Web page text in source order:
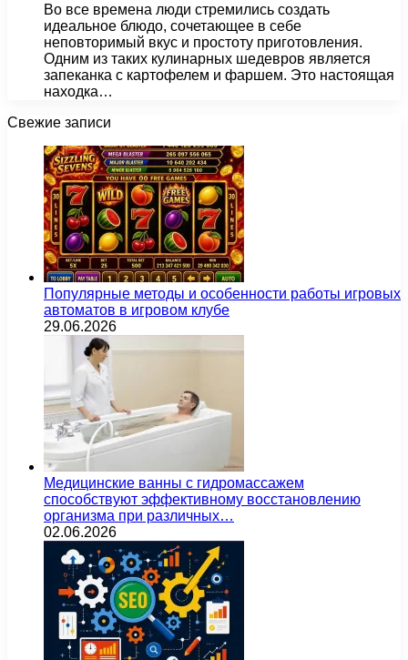
Во все времена люди стремились создать
идеальное блюдо, сочетающее в себе
неповторимый вкус и простоту приготовления.
Одним из таких кулинарных шедевров является
запеканка с картофелем и фаршем. Это настоящая
находка…
Свежие записи
Популярные методы и особенности работы игровых
автоматов в игровом клубе
29.06.2026
Медицинские ванны с гидромассажем
способствуют эффективному восстановлению
организма при различных…
02.06.2026